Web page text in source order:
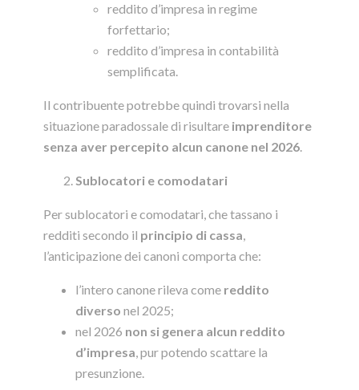
reddito d’impresa in regime
forfettario;
reddito d’impresa in contabilità
semplificata.
Il contribuente potrebbe quindi trovarsi nella
situazione paradossale di risultare imprenditore
senza aver percepito alcun canone nel 2026.
Sublocatori e comodatari
Per sublocatori e comodatari, che tassano i
redditi secondo il principio di cassa,
l’anticipazione dei canoni comporta che:
l’intero canone rileva come reddito
diverso nel 2025;
nel 2026 non si genera alcun reddito
d’impresa, pur potendo scattare la
presunzione.